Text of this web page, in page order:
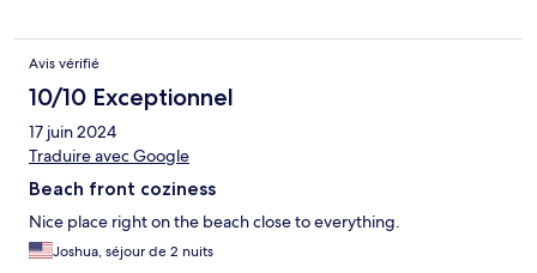
Avis vérifié
10/10 Exceptionnel
17 juin 2024
Traduire avec Google
Beach front coziness
Nice place right on the beach close to everything.
Joshua, séjour de 2 nuits